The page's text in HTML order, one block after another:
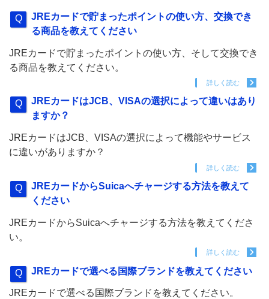
JREカードで貯まったポイントの使い方、交換でき
る商品を教えてください
JREカードで貯まったポイントの使い方、そして交換でき
る商品を教えてください。
詳しく読む
JREカードはJCB、VISAの選択によって違いはあり
ますか？
JREカードはJCB、VISAの選択によって機能やサービス
に違いがありますか？
詳しく読む
JREカードからSuicaへチャージする方法を教えて
ください
JREカードからSuicaへチャージする方法を教えてくださ
い。
詳しく読む
JREカードで選べる国際ブランドを教えてください
JREカードで選べる国際ブランドを教えてください。